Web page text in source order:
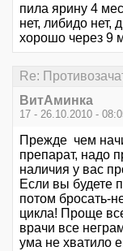
пила ярину 4
нет, либидо нет,
хорошо через 9
Re:
ВитАминка
17 - 26.10.2010 -
Прежде чем
препарат, надо
наличия у вас
Если вы будете
потом бросать-
цикла! Проще
врачи все
ума не хватило